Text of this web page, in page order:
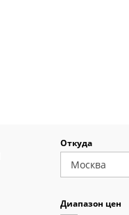
Откуда
Диапазон цен